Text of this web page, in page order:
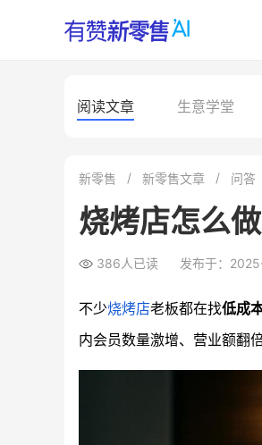
阅读文章 生意学堂
新零售 新零售文章 问答
烧烤店怎么
386人已读 发布于：
不少烧烤店老板都在找低成
内会员数量激增、营业额翻